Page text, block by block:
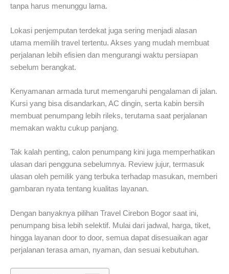
tanpa harus menunggu lama.
Lokasi penjemputan terdekat juga sering menjadi alasan
utama memilih travel tertentu. Akses yang mudah membuat
perjalanan lebih efisien dan mengurangi waktu persiapan
sebelum berangkat.
Kenyamanan armada turut memengaruhi pengalaman di jalan.
Kursi yang bisa disandarkan, AC dingin, serta kabin bersih
membuat penumpang lebih rileks, terutama saat perjalanan
memakan waktu cukup panjang.
Tak kalah penting, calon penumpang kini juga memperhatikan
ulasan dari pengguna sebelumnya. Review jujur, termasuk
ulasan oleh pemilik yang terbuka terhadap masukan, memberi
gambaran nyata tentang kualitas layanan.
Dengan banyaknya pilihan Travel Cirebon Bogor saat ini,
penumpang bisa lebih selektif. Mulai dari jadwal, harga, tiket,
hingga layanan door to door, semua dapat disesuaikan agar
perjalanan terasa aman, nyaman, dan sesuai kebutuhan.